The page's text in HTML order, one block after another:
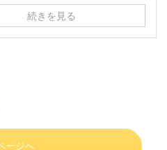
続きを見る
ージへ